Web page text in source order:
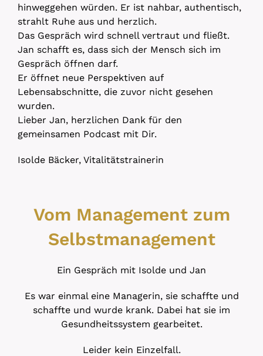
hinweggehen würden. Er ist nahbar, authentisch,
strahlt Ruhe aus und herzlich.
Das Gespräch wird schnell vertraut und fließt.
Jan schafft es, dass sich der Mensch sich im
Gespräch öffnen darf.
Er öffnet neue Perspektiven auf
Lebensabschnitte, die zuvor nicht gesehen
wurden.
Lieber Jan, herzlichen Dank für den
gemeinsamen Podcast mit Dir.
Isolde Bäcker, Vitalitätstrainerin
Vom Management zum
Selbstmanagement
Ein Gespräch mit Isolde und Jan
Es war einmal eine Managerin, sie schaffte und
schaffte und wurde krank. Dabei hat sie im
Gesundheitssystem gearbeitet.
Leider kein Einzelfall.